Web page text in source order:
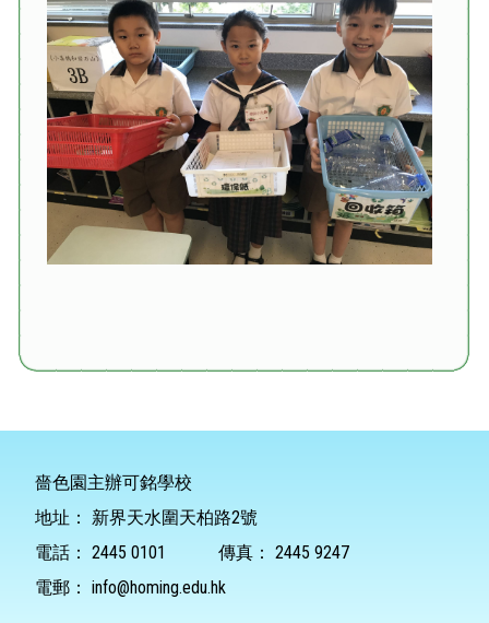
嗇色園主辦可銘學校
地址：
新界天水圍天柏路2號
電話： 2445 0101 傳真： 2445 9247
電郵： info@homing.edu.hk